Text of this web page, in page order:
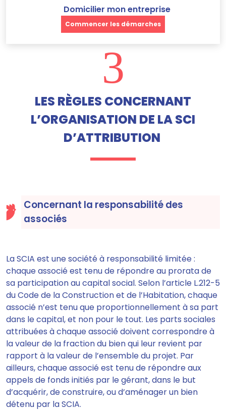
Domicilier mon entreprise
Commencer les démarches
3
LES RÈGLES CONCERNANT
L’ORGANISATION DE LA SCI
D’ATTRIBUTION
Concernant la responsabilité des
associés
La SCIA est une société à responsabilité limitée :
chaque associé est tenu de répondre au prorata de
sa participation au capital social. Selon l’article L.212-5
du Code de la Construction et de l’Habitation, chaque
associé n’est tenu que proportionnellement à sa part
dans le capital, et non pour le tout. Les parts sociales
attribuées à chaque associé doivent correspondre à
la valeur de la fraction du bien qui leur revient par
rapport à la valeur de l’ensemble du projet. Par
ailleurs, chaque associé est tenu de répondre aux
appels de fonds initiés par le gérant, dans le but
d’acquérir, de construire, ou d’aménager un bien
détenu par la SCIA.